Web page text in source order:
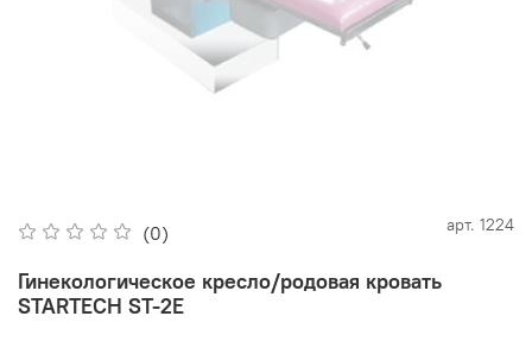
(0) арт. 1224
Гинекологическое кресло/родовая кровать
STARTECH ST-2E